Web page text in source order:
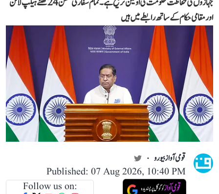
اور مقامی حکام کے ساتھ رابطے میں ہیں
قومی آواز بیورو
Published: 07 Aug 2026, 10:40 PM
Follow us on: